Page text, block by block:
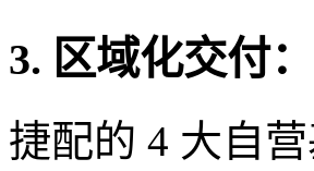
3. 区域化交付
捷配的 4 大自